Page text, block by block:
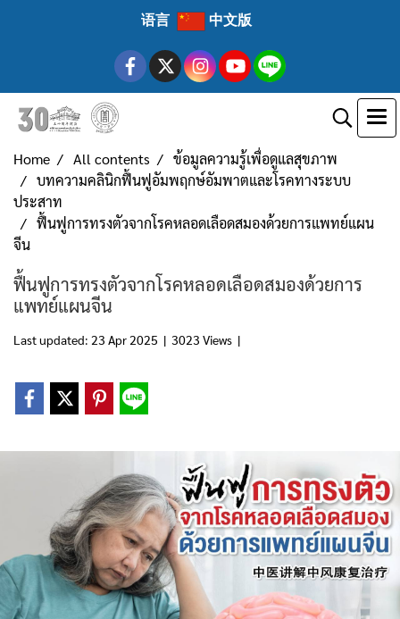
语言 中文版
Home All contents
ข้อมูลความรู้เพื่อดูแลสุขภาพ
บทความคลินิกฟื้นฟูอัมพฤกษ์อัมพาตและโรคทางระบบ
ประสาท
ฟื้นฟูการทรงตัวจากโรคหลอดเลือดสมองด้วยการแพทย์แผน
จีน
ฟื้นฟูการทรงตัวจากโรคหลอดเลือดสมองด้วยการ
แพทย์แผนจีน
Last updated: 23 Apr 2025 | 3023 Views |